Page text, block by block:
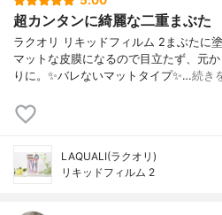
超カンタンに綺麗な二重まぶた
ラクオリ リキッドフィルム 2まぶたに
マットな皮膜になるので目立たず、元
りに。✨バレないマットタイプ✨…続き
LAQUALI(ラクオリ)
リキッドフィルム 2